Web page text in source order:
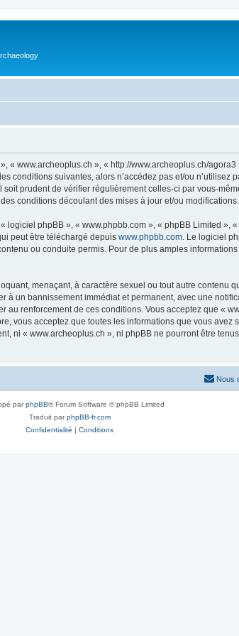
www.archeoplus.ch », « http://www.archeoplus.ch/
conditions suivantes, alors n’accédez pas et/ou
prudent de vérifier régulièrement celles-ci par vous-
conditions découlant des mises à jour et/ou modifications.
phpBB », « www.phpbb.com », « phpBB Limited »,
peut être téléchargé depuis www.phpbb.com . Le logiciel
ou conduite permis. Pour de plus amples
menaçant, à caractère sexuel ou tout autre contenu
un bannissement immédiat et permanent, avec une
renforcement de ces conditions. Vous acceptez que «
vous acceptez que toutes les informations que vous
ni « www.archeoplus.ch », ni phpBB ne pourront être
Nous
parphpBB® Forum Software © phpBB Limited
Traduit parphpBB-fr.com
Confidentialité | Conditions